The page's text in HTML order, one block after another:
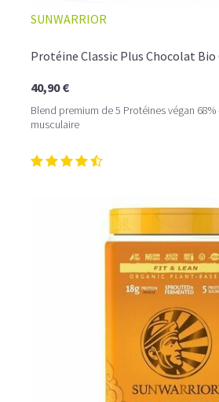
🍯 CAFÉ FRAPPÉ AU CARAMEL
LE PLAISIR D’UN DESSERT
SUNWARRIOR
Protéine Classic Plus Chocolat Bio
40,90 €
Blend premium de 5 Protéines végan 68%
musculaire